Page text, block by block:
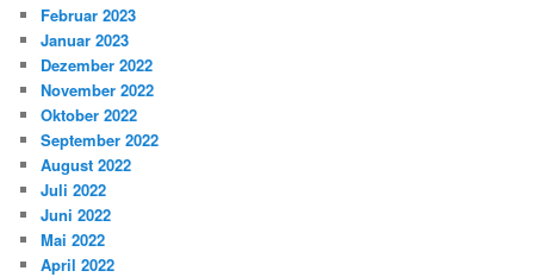
Februar 2023
Januar 2023
Dezember 2022
November 2022
Oktober 2022
September 2022
August 2022
Juli 2022
Juni 2022
Mai 2022
April 2022